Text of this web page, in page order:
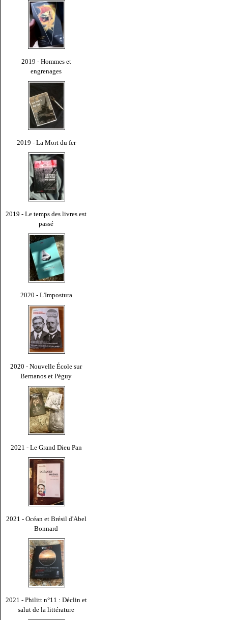
2019 - Hommes et
engrenages
2019 - La Mort du fer
2019 - Le temps des livres est
passé
2020 - L'Impostura
2020 - Nouvelle École sur
Bernanos et Péguy
2021 - Le Grand Dieu Pan
2021 - Océan et Brésil d'Abel
Bonnard
2021 - Philitt n°11 : Déclin et
salut de la littérature